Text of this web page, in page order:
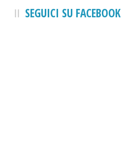
SEGUICI SU FACEBOOK